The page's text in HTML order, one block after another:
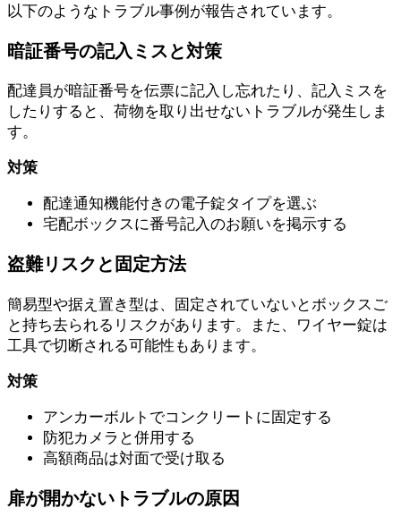
以下のようなトラブル事例が報告されています。
暗証番号の記入ミスと対策
配達員が暗証番号を伝票に記入し忘れたり、記入ミスを
したりすると、荷物を取り出せないトラブルが発生しま
す。
対策
配達通知機能付きの電子錠タイプを選ぶ
宅配ボックスに番号記入のお願いを掲示する
盗難リスクと固定方法
簡易型や据え置き型は、固定されていないとボックスご
と持ち去られるリスクがあります。また、ワイヤー錠は
工具で切断される可能性もあります。
対策
アンカーボルトでコンクリートに固定する
防犯カメラと併用する
高額商品は対面で受け取る
扉が開かないトラブルの原因